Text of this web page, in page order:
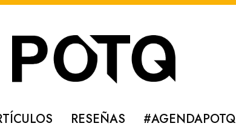
RESEÑAS #AGENDAPOTQ